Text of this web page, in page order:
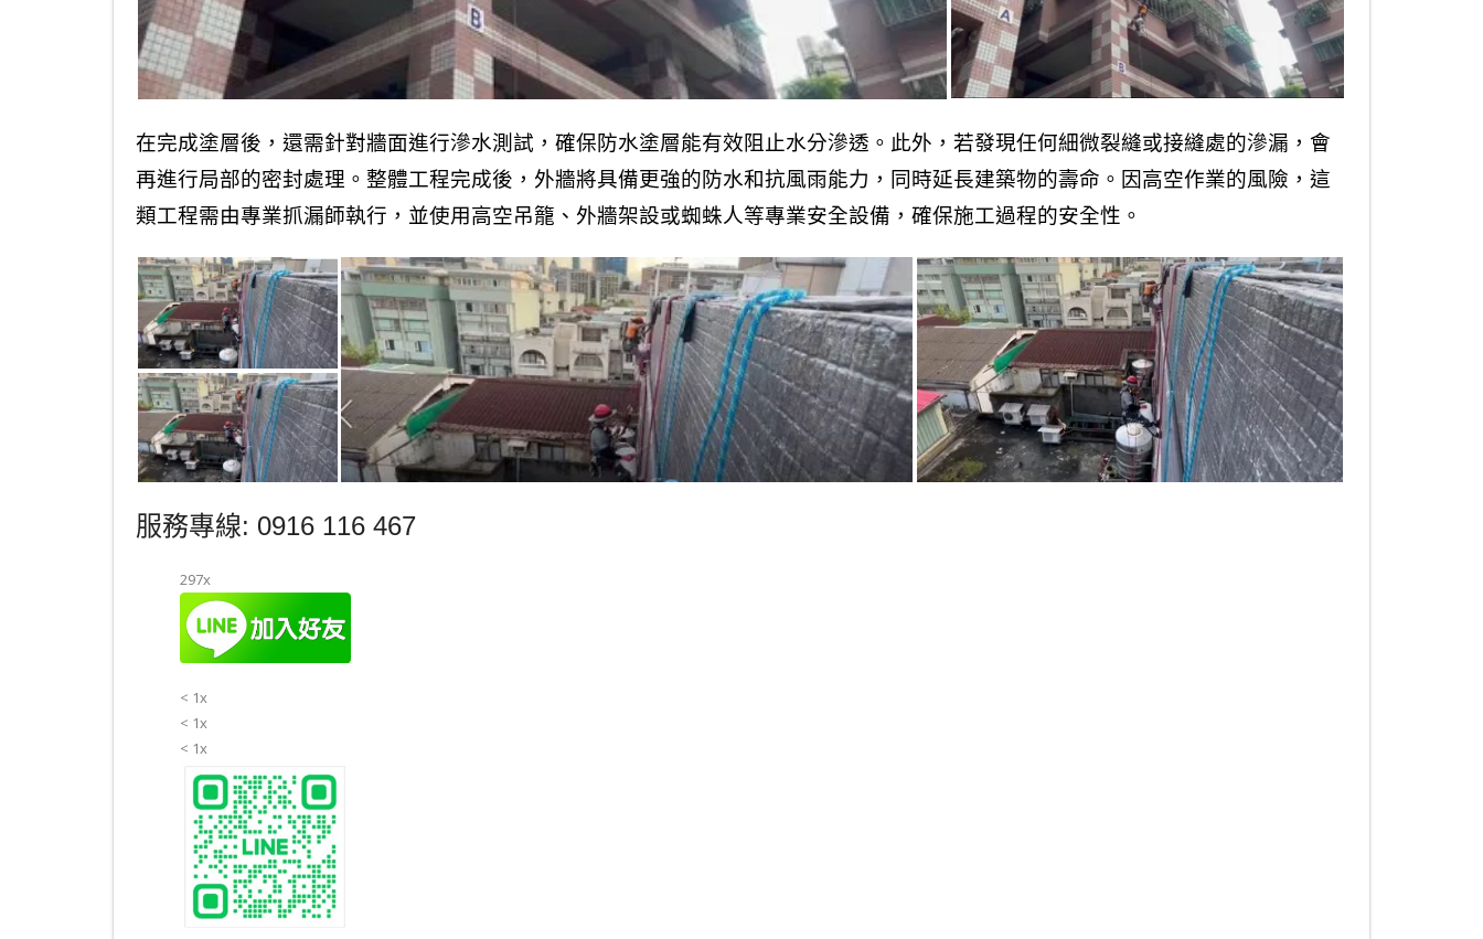
在完成塗層後，還需針對牆面進行滲水測試，確保防水塗層能有效阻止水分滲透。此外，若發現任何細微裂縫或接縫處的滲漏，會
再進行局部的密封處理。整體工程完成後，外牆將具備更強的防水和抗風雨能力，同時延長建築物的壽命。因高空作業的風險，這
類工程需由專業抓漏師執行，並使用高空吊籠、外牆架設或蜘蛛人等專業安全設備，確保施工過程的安全性。
服務專線: 0916 116 467
297x
< 1x
< 1x
< 1x